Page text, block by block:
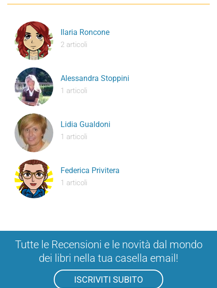
Ilaria Roncone
2 articoli
Alessandra Stoppini
1 articoli
Lidia Gualdoni
1 articoli
Federica Privitera
1 articoli
Tutte le Recensioni e le novità dal mondo
dei libri nella tua casella email!
ISCRIVITI SUBITO